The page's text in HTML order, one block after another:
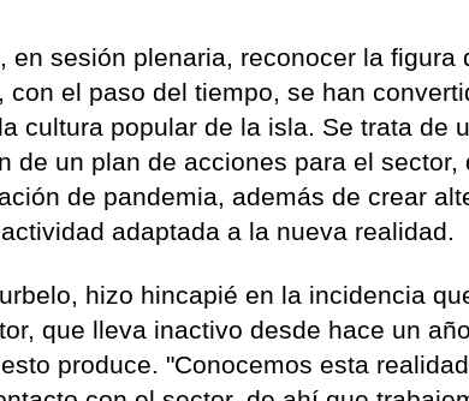
en sesión plenaria, reconocer la figura
el paso del tiempo, se han
cultura popular de la isla. Se trata de
de un plan de acciones para el sector,
de pandemia, además de crear
adaptada a la nueva realidad.
hizo hincapié en la incidencia
que lleva inactivo desde hace un
produce. "Conocemos esta